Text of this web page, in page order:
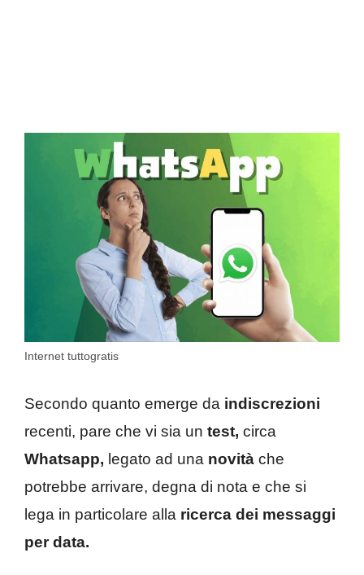
Internet tuttogratis
Secondo quanto emerge da indiscrezioni
recenti, pare che vi sia un test, circa
Whatsapp, legato ad una novità che
potrebbe arrivare, degna di nota e che si
lega in particolare alla ricerca dei messaggi
per data.